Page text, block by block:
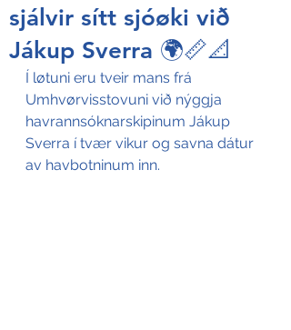
sjálvir sítt sjóøki við
Jákup Sverra 🌍📏📐
Í løtuni eru tveir mans frá
Umhvørvisstovuni við nýggja
havrannsóknarskipinum Jákup
Sverra í tvær vikur og savna dátur
av havbotninum inn.